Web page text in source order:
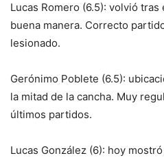
Lucas Romero (6.5): volvió
buena manera. Correcto
lesionado.
Gerónimo Poblete (6.5):
la mitad de la cancha. Muy
últimos partidos.
Lucas González (6): hoy